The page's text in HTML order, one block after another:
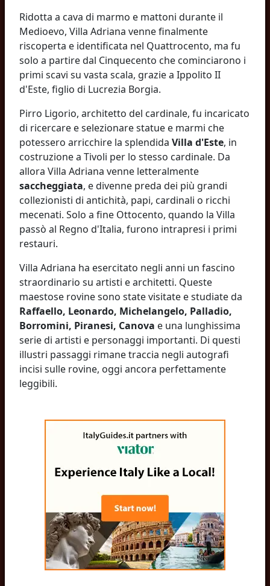
Ridotta a cava di marmo e mattoni durante il
Medioevo, Villa Adriana venne finalmente
riscoperta e identificata nel Quattrocento, ma fu
solo a partire dal Cinquecento che cominciarono i
primi scavi su vasta scala, grazie a Ippolito II
d'Este, figlio di Lucrezia Borgia.
Pirro Ligorio, architetto del cardinale, fu incaricato
di ricercare e selezionare statue e marmi che
potessero arricchire la splendida Villa d'Este, in
costruzione a Tivoli per lo stesso cardinale. Da
allora Villa Adriana venne letteralmente
saccheggiata, e divenne preda dei più grandi
collezionisti di antichità, papi, cardinali o ricchi
mecenati. Solo a fine Ottocento, quando la Villa
passò al Regno d'Italia, furono intrapresi i primi
restauri.
Villa Adriana ha esercitato negli anni un fascino
straordinario su artisti e architetti. Queste
maestose rovine sono state visitate e studiate da
Raffaello, Leonardo, Michelangelo, Palladio,
Borromini, Piranesi, Canova e una lunghissima
serie di artisti e personaggi importanti. Di questi
illustri passaggi rimane traccia negli autografi
incisi sulle rovine, oggi ancora perfettamente
leggibili.